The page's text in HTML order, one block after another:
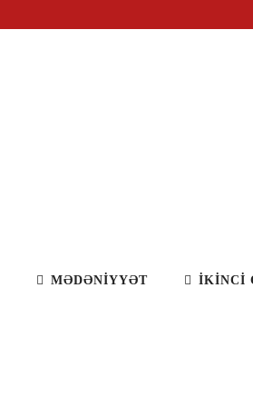
MƏDƏNİYYƏT İKİNCİ
İKİNCİ CİNS